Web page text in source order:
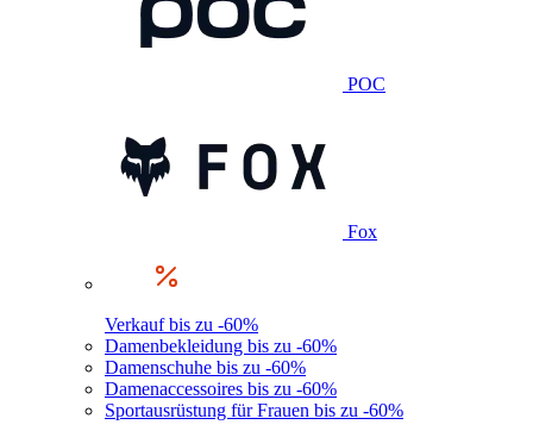
POC
Fox
Verkauf bis zu -60%
Damenbekleidung bis zu -60%
Damenschuhe bis zu -60%
Damenaccessoires bis zu -60%
Sportausrüstung für Frauen bis zu -60%